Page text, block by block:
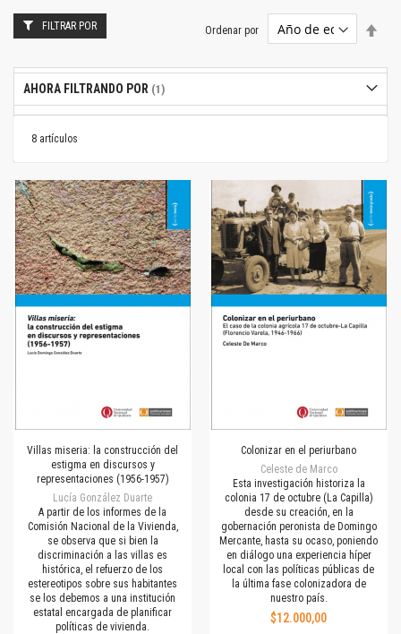
8 artículos
Ordenar por
Villas miseria: la construcción del
estigma en discursos y
representaciones (1956-1957)
Lucía González Duarte
A partir de los informes de la
Comisión Nacional de la Vivienda,
se observa que si bien la
discriminación a las villas es
histórica, el refuerzo de los
estereotipos sobre sus habitantes
se los debemos a una institución
estatal encargada de planificar
políticas de vivienda.
Colonizar en el periurbano
Celeste de Marco
Esta investigación historiza la
colonia 17 de octubre (La Capilla)
desde su creación, en la
gobernación peronista de Domingo
Mercante, hasta su ocaso, poniendo
en diálogo una experiencia híper
local con las políticas públicas de
la última fase colonizadora de
nuestro país.
$12.000,00
FILTRAR POR
AHORA FILTRANDO POR